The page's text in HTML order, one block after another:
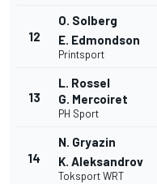
12
O. Solberg
E. Edmondson
Printsport
13
L. Rossel
G. Mercoiret
PH Sport
14
N. Gryazin
K. Aleksandrov
Toksport WRT